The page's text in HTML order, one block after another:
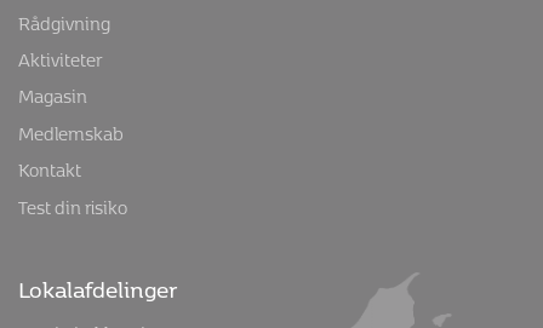
Rådgivning
Aktiviteter
Magasin
Medlemskab
Kontakt
Test din risiko
Lokalafdelinger